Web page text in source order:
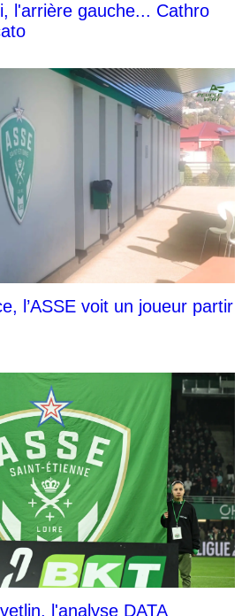
l'arrière gauche... Cathro
l’ASSE voit un joueur partir
l'analyse DATA